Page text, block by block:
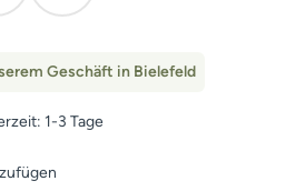
Geschäft in Bielefeld
1-3 Tage